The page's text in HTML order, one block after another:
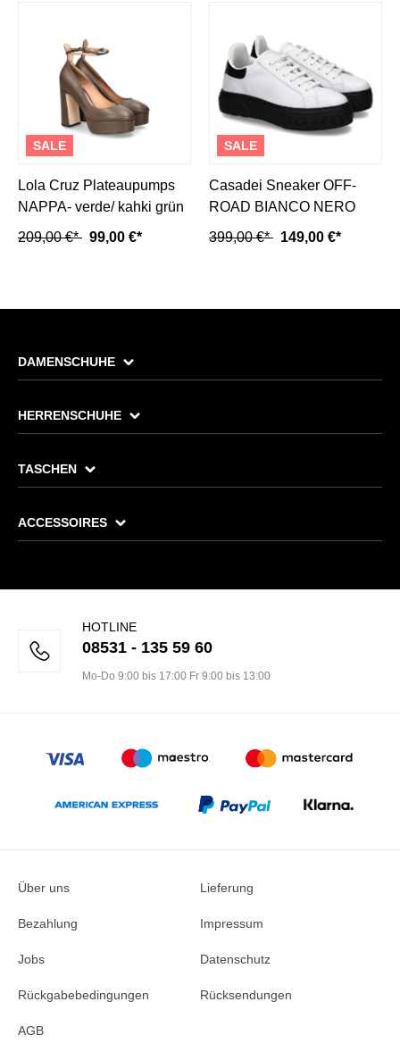
SALE
Lola Cruz Plateaupumps
NAPPA- verde/ kahki grün
209,00 €* 99,00 €*
SALE
Casadei Sneaker OFF-
ROAD BIANCO NERO
399,00 €* 149,00 €*
DAMENSCHUHE
HERRENSCHUHE
TASCHEN
ACCESSOIRES
HOTLINE
08531 - 135 59 60
Mo-Do 9:00 bis 17:00 Fr 9:00 bis 13:00
Über uns Lieferung
Bezahlung Impressum
Jobs Datenschutz
Rückgabebedingungen Rücksendungen
AGB